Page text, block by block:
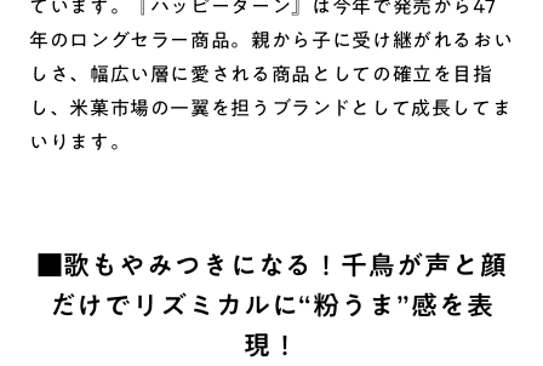
ています。『ハッピーターン』は今年で発売から47
年のロングセラー商品。親から子に受け継がれるおい
しさ、幅広い層に愛される商品としての確立を目指
し、米菓市場の一翼を担うブランドとして成長してま
いります。
■歌もやみつきになる！千鳥が声と顔
だけでリズミカルに“粉うま”感を表
現！